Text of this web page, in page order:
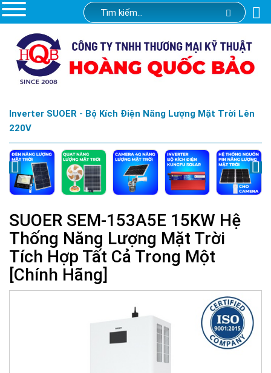
Inverter SUOER - Bộ Kích Điện Năng Lượng Mặt Trời Lên
220V
SUOER SEM-153A5E 15KW Hệ
Thống Năng Lượng Mặt Trời
Tích Hợp Tất Cả Trong Một
[Chính Hãng]